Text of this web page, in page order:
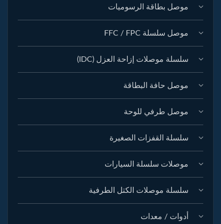
موصل بطاقة الرسوميات
موصل سلسلة FFC / FPC
سلسلة موصلات إزاحة العزل (IDC)
موصل حافة البطاقة
موصل طرفي للوحة
سلسلة القفزات الصغيرة
موصلات سلسلة السيارات
سلسلة موصلات الكتل الطرفية
أدوات / معدات